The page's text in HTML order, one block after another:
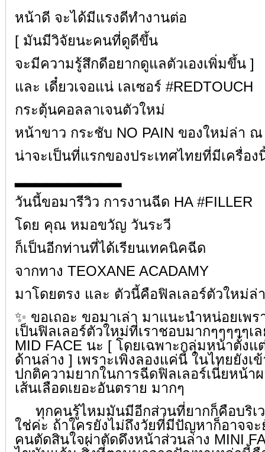
หน้าดี จะได้มีแรงดีทำงานต่อ
[ มันมีวิจัยนะคนที่ดูดีขึ้น
จะมีความรู้สึกดีอยากดูแลตัวเองเพิ่มขึ้น ]
และ เดี๋ยวเจอแน่ เลเซอร์ #REDTOUCH
กระตุ้นคอลลาเจนตัวใหม่
หน้าขาว กระชับ NO PAIN ของใหม่ล่า ณ
น่าจะเป็นที่แรกของประเทศไทยที่มีเครื่อง
▂▂▂▂▂▂▂▂▂▂
วันนี้ขอมารีวิว การงานฉีด HA #FILLER
โดย คุณ หมอขวัญ วันระวี
ก็เป็นอีกท่านที่ได้เรียนเทคนิคฉีด
จากทาง TEOXANE ACADAMY
มาโดยตรง และ ตัวนี้คือฟิลเลอร์ตัวใหม่ล่
✨ ขอเถอะ ขอมาเล่า มาแนะนำหน่อยเพร
เป็นฟิลเลอร์ตัวใหม่ที่เราชอบมากๆๆๆๆๆเ
MID FACE นะ [ โดยเฉพาะกลุ่มหน้าตั้งแ
ด้านล่าง ] เพราะเพิ่งลองแค่นี้ ในไทยยังเ
ปกติความยากในการฉีดฟิลเลอร์เนี่ยหน้า
เส้นเลือดเยอะอันตราย มากๆ
ทุกคนรู้ไหมมันมีอีกส่วนที่ยากก็คือบริเ
ใช่ค่ะ ถ้าใครยังไม่ถึงวัยที่มีปัญหาก็อาจจ
คนตัดสินใจผ่าตัดดึงหน้าส่วนล่าง MINI